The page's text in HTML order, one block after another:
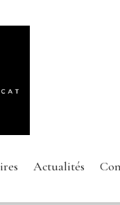
Actualités